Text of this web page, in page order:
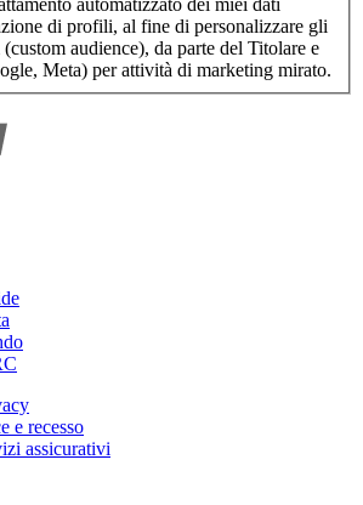
di profili, al fine di personalizzare gli
audience), da parte del Titolare e
Meta) per attività di marketing mirato.
e recesso
assicurativi